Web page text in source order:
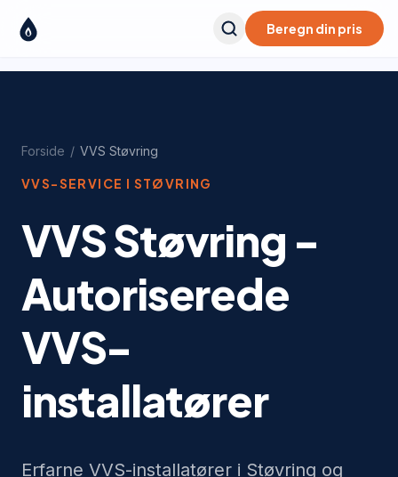
Beregn din pris
Forside / VVS Støvring
VVS-SERVICE I STØVRING
VVS Støvring -
Autoriserede
VVS-
installatører
Erfarne VVS-installatører i Støvring og